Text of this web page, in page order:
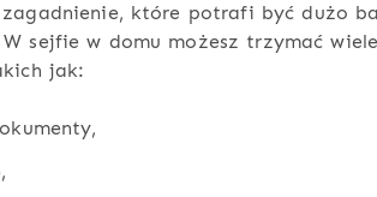
które potrafi być dużo
sejfie w domu możesz trzymać
jak: